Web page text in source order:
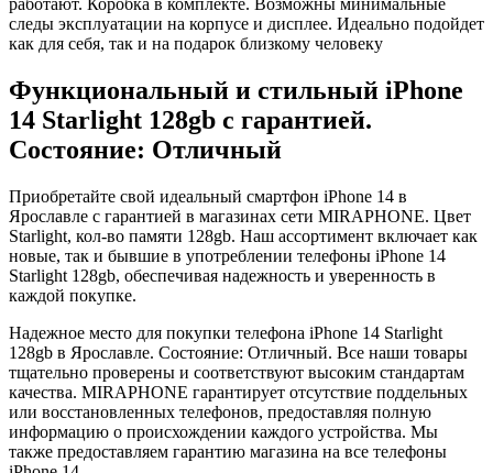
следы эксплуатации на корпусе и дисплее. Идеально подойдет
как для себя, так и на подарок близкому человеку
Функциональный и стильный iPhone
14 Starlight 128gb с гарантией.
Состояние: Отличный
Приобретайте свой идеальный смартфон iPhone 14 в
Ярославле с гарантией в магазинах сети MIRAPHONE. Цвет
Starlight, кол-во памяти 128gb. Наш ассортимент включает как
новые, так и бывшие в употреблении телефоны iPhone 14
Starlight 128gb, обеспечивая надежность и уверенность в
каждой покупке.
Надежное место для покупки телефона iPhone 14 Starlight
128gb в Ярославле. Состояние: Отличный. Все наши товары
тщательно проверены и соответствуют высоким стандартам
качества. MIRAPHONE гарантирует отсутствие поддельных
или восстановленных телефонов, предоставляя полную
информацию о происхождении каждого устройства. Мы
также предоставляем гарантию магазина на все телефоны